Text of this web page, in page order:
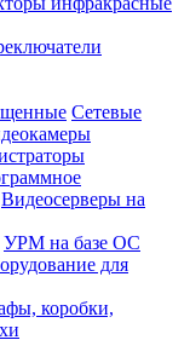
Сетевые
Видеосерверы на
УРМ на базе ОС
для
коробки,